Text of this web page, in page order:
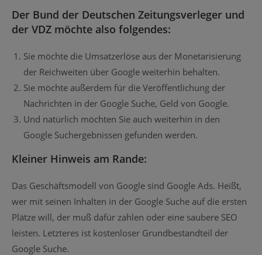
Der Bund der Deutschen Zeitungsverleger und
der VDZ möchte also folgendes:
Sie möchte die Umsatzerlöse aus der Monetarisierung
der Reichweiten über Google weiterhin behalten.
Sie möchte außerdem für die Veröffentlichung der
Nachrichten in der Google Suche, Geld von Google.
Und natürlich möchten Sie auch weiterhin in den
Google Suchergebnissen gefunden werden.
Kleiner Hinweis am Rande:
Das Geschäftsmodell von Google sind Google Ads. Heißt,
wer mit seinen Inhalten in der Google Suche auf die ersten
Plätze will, der muß dafür zahlen oder eine saubere SEO
leisten. Letzteres ist kostenloser Grundbestandteil der
Google Suche.